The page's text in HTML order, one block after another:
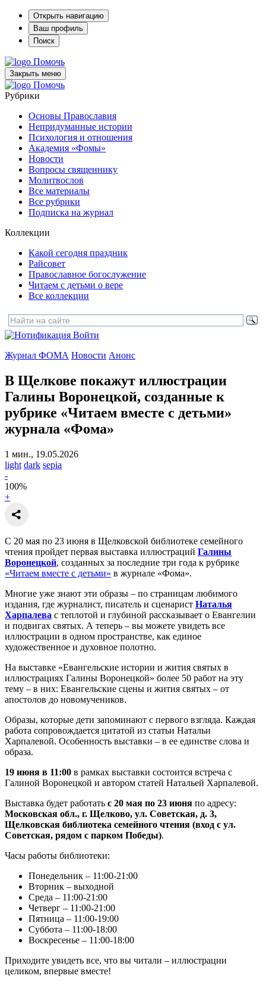
Открыть навигацию
Ваш профиль
Поиск
Помочь
Закрыть меню
Помочь
Рубрики
Основы Православия
Непридуманные истории
Психология и отношения
Академия «Фомы»
Новости
Вопросы священнику
Молитвослов
Все материалы
Все рубрики
Подписка на журнал
Коллекции
Какой сегодня праздник
Райсовет
Православное богослужение
Читаем с детьми о вере
Все коллекции
Войти
Журнал ФОМА Новости Анонс
В Щелкове покажут иллюстрации
Галины Воронецкой, созданные к
рубрике «Читаем вместе с детьми»
журнала «Фома»
1 мин., 19.05.2026
light dark sepia
-
100%
+
С 20 мая по 23 июня в Щелковской библиотеке семейного
чтения пройдет первая выставка иллюстраций Галины
Воронецкой, созданных за последние три года к рубрике
«Читаем вместе с детьми» в журнале «Фома».
Многие уже знают эти образы – по страницам любимого
издания, где журналист, писатель и сценарист Наталья
Харпалева с теплотой и глубиной рассказывает о Евангелии
и подвигах святых. А теперь – вы можете увидеть все
иллюстрации в одном пространстве, как единое
художественное и духовное полотно.
На выставке «Евангельские истории и жития святых в
иллюстрациях Галины Воронецкой» более 50 работ на эту
тему – в них: Евангельские сцены и жития святых – от
апостолов до новомучеников.
Образы, которые дети запоминают с первого взгляда. Каждая
работа сопровождается цитатой из статьи Натальи
Харпалевой. Особенность выставки – в ее единстве слова и
образа.
19 июня в 11:00 в рамках выставки состоится встреча с
Галиной Воронецкой и автором статей Натальей Харпалевой.
Выставка будет работать с 20 мая по 23 июня по адресу:
Московская обл., г. Щелково, ул. Советская, д. 3,
Щелковская библиотека семейного чтения (вход с ул.
Советская, рядом с парком Победы).
Часы работы библиотеки:
Понедельник – 11:00-21:00
Вторник – выходной
Среда – 11:00-21:00
Четверг – 11:00-21:00
Пятница – 11:00-19:00
Суббота – 11:00-18:00
Воскресенье – 11:00-18:00
Приходите увидеть все, что вы читали – иллюстрации
целиком, впервые вместе!